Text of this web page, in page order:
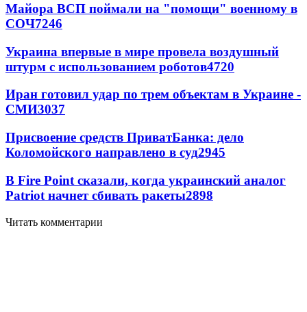
Майора ВСП поймали на "помощи" военному в
СОЧ7246
Украина впервые в мире провела воздушный
штурм с использованием роботов4720
Иран готовил удар по трем объектам в Украине -
СМИ3037
Присвоение средств ПриватБанка: дело
Коломойского направлено в суд2945
В Fire Point сказали, когда украинский аналог
Patriot начнет сбивать ракеты2898
Читать комментарии